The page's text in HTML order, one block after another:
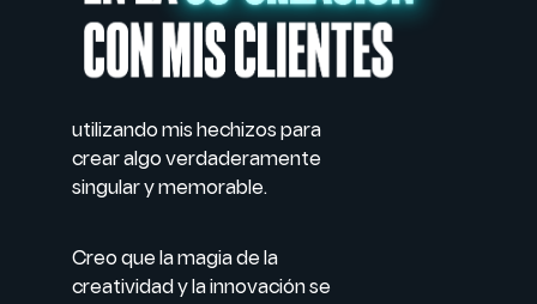
utilizando mis hechizos para
crear algo verdaderamente
singular y memorable.
Creo que la magia de la
creatividad y la innovación se